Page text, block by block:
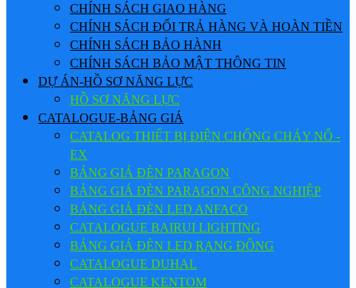
CHÍNH SÁCH GIAO HÀNG
CHÍNH SÁCH ĐỔI TRẢ HÀNG VÀ HOÀN TIỀN
CHÍNH SÁCH BẢO HÀNH
CHÍNH SÁCH BẢO MẬT THÔNG TIN
DỰ ÁN-HỒ SƠ NĂNG LỰC
HỒ SƠ NĂNG LỰC
CATALOGUE-BẢNG GIÁ
CATALOG THIẾT BỊ ĐIỆN CHỐNG CHÁY NỔ -
EX
BẢNG GIÁ ĐÈN PARAGON
BẢNG GIÁ ĐÈN PARAGON CÔNG NGHIỆP
BẢNG GIÁ ĐÈN LED ANFACO
CATALOGUE BAIRUI LIGHTING
BẢNG GIÁ ĐÈN LED RẠNG ĐÔNG
CATALOGUE DUHAL
CATALOGUE KENTOM